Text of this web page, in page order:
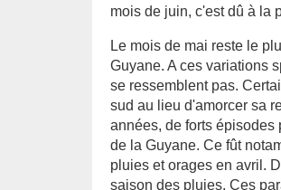
mois de juin, c'est dû à la
Le mois de mai reste le
Guyane. A ces variations
se ressemblent pas.
sud au lieu d'amorcer sa
années, de forts
de la Guyane. Ce fût
pluies et orages en avril.
saison des pluies. Ces